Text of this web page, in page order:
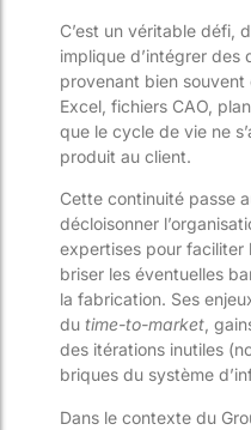
C’est un véritable défi,
implique d’intégrer des
provenant bien souvent
Excel, fichiers CAO,
que le cycle de vie ne
produit au client.
Cette continuité passe
décloisonner
expertises pour faciliter
briser les éventuelles
la fabrication. Ses
du time-to-market ,
des itérations inutiles
briques du système
Dans le contexte du